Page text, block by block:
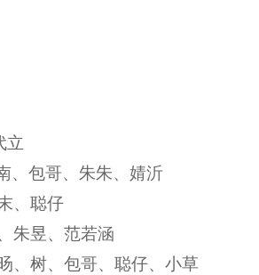
立
、包哥、朱朱、婧沂
、聪仔
朱昱、范若涵
、树、包哥、聪仔、小草